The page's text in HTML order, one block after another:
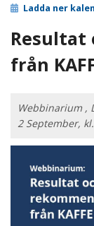
Ladda ner
Resultat
från
Webbinarium ,
2 September,